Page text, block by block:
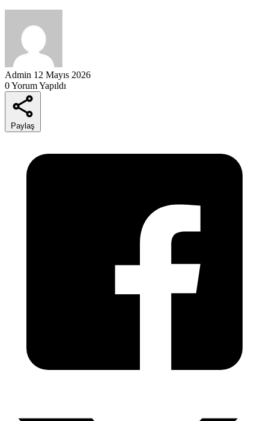
Admin 12 Mayıs 2026
0 Yorum Yapıldı
Paylaş